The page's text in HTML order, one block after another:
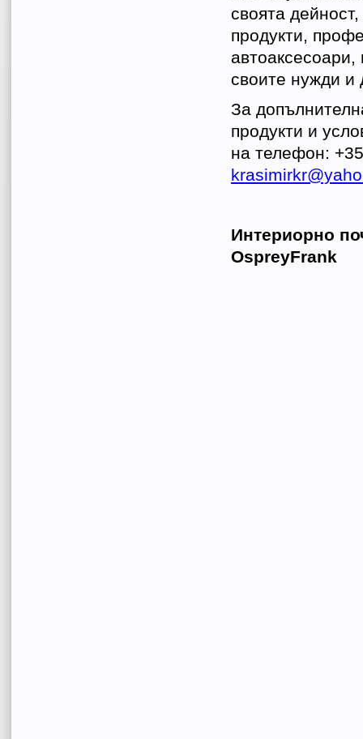
своята
продукти,
своите нужди и
За
продукти и
на телефон:
Интериорно
OspreyFrank